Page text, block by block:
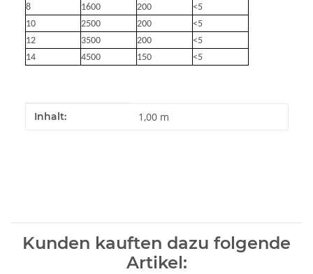
8
1600 200
<5
10
2500 200
<5
12
3500 200
<5
14
4500 150 <5
Produkteigenschaft
Wert
Inhalt: 1,00 m
Kunden kauften dazu folgende
Artikel: